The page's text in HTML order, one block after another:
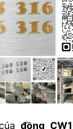
năng tạo hình
Một số
tăng độ bền
, giúp
tuổi thọ cao
Tùy
đồng